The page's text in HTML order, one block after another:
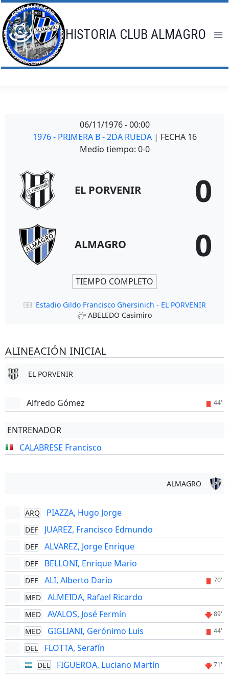
Saltar
al
contenido
HISTORIA CLUB ALMAGRO
06/11/1976 - 00:00
1976 - PRIMERA B - 2DA RUEDA | FECHA 16
Medio tiempo: 0-0
EL PORVENIR 0
ALMAGRO 0
TIEMPO COMPLETO
Estadio Gildo Francisco Ghersinich - EL PORVENIR
ABELEDO Casimiro
ALINEACIÓN INICIAL
EL PORVENIR
Alfredo Gómez 44'
ENTRENADOR
CALABRESE Francisco
ALMAGRO
ARQ PIAZZA, Hugo Jorge
DEF JUAREZ, Francisco Edmundo
DEF ALVAREZ, Jorge Enrique
DEF BELLONI, Enrique Mario
DEF ALI, Alberto Darío 70'
MED ALMEIDA, Rafael Ricardo
MED AVALOS, José Fermín 89'
MED GIGLIANI, Gerónimo Luis 44'
DEL FLOTTA, Serafín
DEL FIGUEROA, Luciano Martín 71'